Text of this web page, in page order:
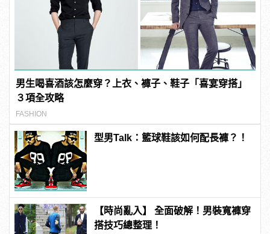
男生喝喜酒該怎麼穿？上衣、褲子、鞋子「喜宴穿搭」
３項全攻略
FASHION
型男Talk：籃球鞋該如何配長褲？！
【時尚亂入】 全面破解！男裝寬褲穿
搭技巧總整理！